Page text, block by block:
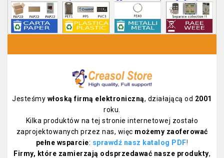
Jesteśmy włoską firmą elektroniczną, działającą od 2001
roku.
Kilka produktów na tej stronie internetowej zostało
zaprojektowanych przez nas, więc możemy zaoferować
pełne wsparcie: sprawdź nasz katalog PDF!
Firmy, które zamierzają odsprzedawać nasze produkty,